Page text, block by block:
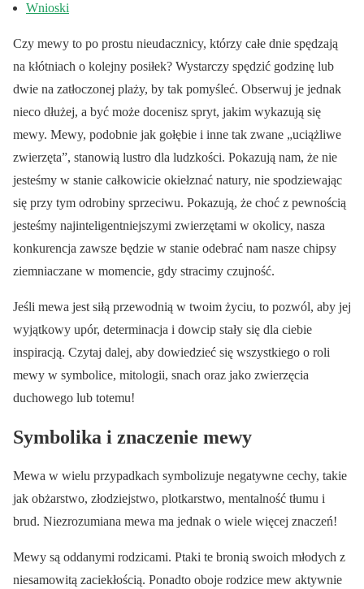
Wnioski
Czy mewy to po prostu nieudacznicy, którzy całe dnie spędzają
na kłótniach o kolejny posiłek? Wystarczy spędzić godzinę lub
dwie na zatłoczonej plaży, by tak pomyśleć. Obserwuj je jednak
nieco dłużej, a być może docenisz spryt, jakim wykazują się
mewy. Mewy, podobnie jak gołębie i inne tak zwane „uciążliwe
zwierzęta”, stanowią lustro dla ludzkości. Pokazują nam, że nie
jesteśmy w stanie całkowicie okiełznać natury, nie spodziewając
się przy tym odrobiny sprzeciwu. Pokazują, że choć z pewnością
jesteśmy najinteligentniejszymi zwierzętami w okolicy, nasza
konkurencja zawsze będzie w stanie odebrać nam nasze chipsy
ziemniaczane w momencie, gdy stracimy czujność.
Jeśli mewa jest siłą przewodnią w twoim życiu, to pozwól, aby jej
wyjątkowy upór, determinacja i dowcip stały się dla ciebie
inspiracją. Czytaj dalej, aby dowiedzieć się wszystkiego o roli
mewy w symbolice, mitologii, snach oraz jako zwierzęcia
duchowego lub totemu!
Symbolika i znaczenie mewy
Mewa w wielu przypadkach symbolizuje negatywne cechy, takie
jak obżarstwo, złodziejstwo, plotkarstwo, mentalność tłumu i
brud. Niezrozumiana mewa ma jednak o wiele więcej znaczeń!
Mewy są oddanymi rodzicami. Ptaki te bronią swoich młodych z
niesamowitą zaciekłością. Ponadto oboje rodzice mew aktywnie